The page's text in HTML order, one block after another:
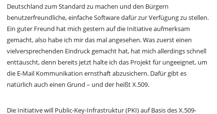
Deutschland zum Standard zu machen und den Bürgern
benutzerfreundliche, einfache Software dafür zur Verfügung zu stellen.
Ein guter Freund hat mich gestern auf die Initiative aufmerksam
gemacht, also habe ich mir das mal angesehen. Was zuerst einen
vielversprechenden Eindruck gemacht hat, hat mich allerdings schnell
enttäuscht, denn bereits jetzt halte ich das Projekt für ungeeignet, um
die E-Mail Kommunikation ernsthaft abzusichern. Dafür gibt es
natürlich auch einen Grund – und der heißt X.509.
Die Initiative will Public-Key-Infrastruktur (PKI) auf Basis des X.509-